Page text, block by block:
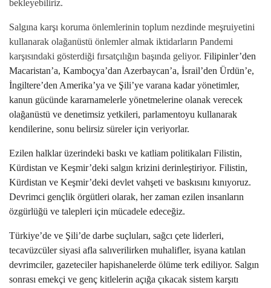
bekleyebiliriz.
Salgına karşı koruma önlemlerinin toplum nezdinde meşruiyetini
kullanarak olağanüstü önlemler almak iktidarların Pandemi
karşısındaki gösterdiği fırsatçılığın başında geliyor. Filipinler’den
Macaristan’a, Kamboçya’dan Azerbaycan’a, İsrail’den Ürdün’e,
İngiltere’den Amerika’ya ve Şili’ye varana kadar yönetimler,
kanun gücünde kararnamelerle yönetmelerine olanak verecek
olağanüstü ve denetimsiz yetkileri, parlamentoyu kullanarak
kendilerine, sonu belirsiz süreler için veriyorlar.
Ezilen halklar üzerindeki baskı ve katliam politikaları Filistin,
Kürdistan ve Keşmir’deki salgın krizini derinleştiriyor. Filistin,
Kürdistan ve Keşmir’deki devlet vahşeti ve baskısını kınıyoruz.
Devrimci gençlik örgütleri olarak, her zaman ezilen insanların
özgürlüğü ve talepleri için mücadele edeceğiz.
Türkiye’de ve Şili’de darbe suçluları, sağcı çete liderleri,
tecavüzcüler siyasi afla salıverilirken muhalifler, isyana katılan
devrimciler, gazeteciler hapishanelerde ölüme terk ediliyor. Salgın
sonrası emekçi ve genç kitlelerin açığa çıkacak sistem karşıtı